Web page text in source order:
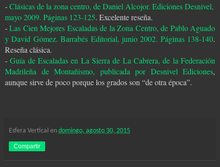
-Clásicas de la zona centro, de Daniel Alcojor. Ediciones Desnivel,
mayo 2009. Páginas 123-125. Excelente reseña.
-Las Cien Mejores Escaladas de la Zona Centro, de Pablo Aguado
y David Gómez. Barrabés Editorial, junio 2002. Páginas 138-140.
Reseña clásica.
-Guía de Escaladas en La Sierra de La Cabrera, de la Federación
Madrileña de Montañismo, publicada por Desnivel Ediciones,
aunque sirve de poco porque los grados son “de otra época”.
Esfera Vertical en domingo, agosto 30, 2015
Compartir